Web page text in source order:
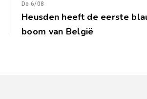
Do 6/08
Heusden heeft de eerste
boom van België